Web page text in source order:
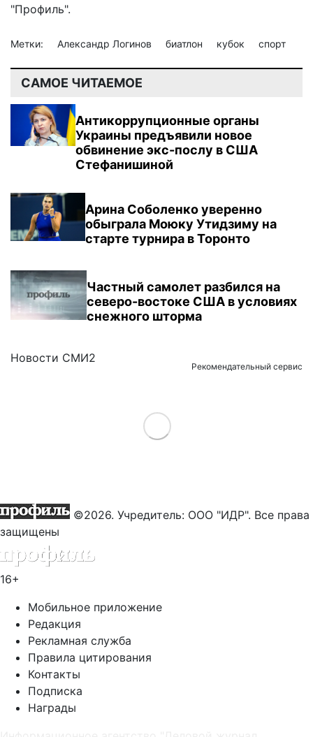
"Профиль".
Метки: Александр Логинов биатлон кубок спорт
САМОЕ ЧИТАЕМОЕ
Антикоррупционные органы
Украины предъявили новое
обвинение экс-послу в США
Стефанишиной
Арина Соболенко уверенно
обыграла Моюку Утидзиму на
старте турнира в Торонто
Частный самолет разбился на
северо-востоке США в условиях
снежного шторма
Новости СМИ2
Рекомендательный сервис
Load More
©2026. Учредитель: ООО "ИДР". Все права
защищены
16+
Мобильное приложение
Редакция
Рекламная служба
Правила цитирования
Контакты
Подписка
Награды